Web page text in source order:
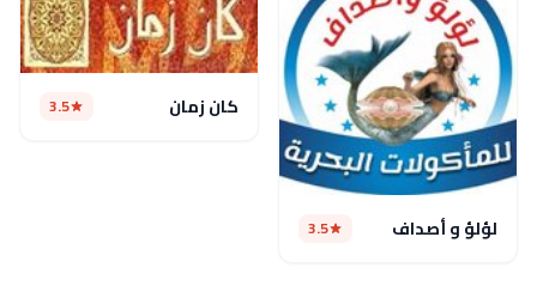
لؤلؤ و أصداف 3.5
كان زمان 3.5